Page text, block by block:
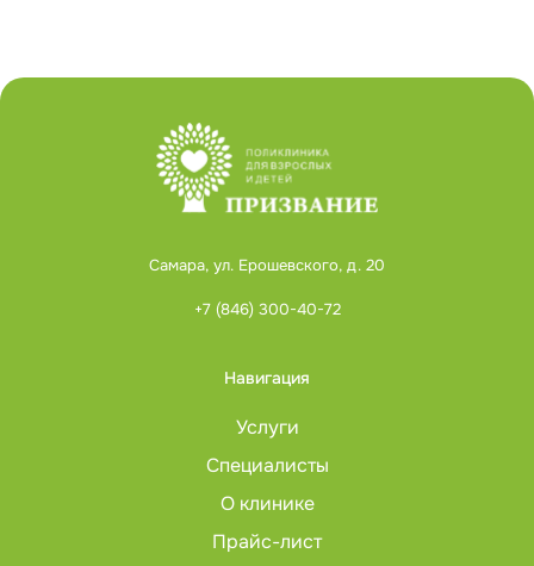
Самара, ул. Ерошевского, д. 20
+7 (846) 300-40-72
Навигация
Услуги
Специалисты
О клинике
Прайс-лист